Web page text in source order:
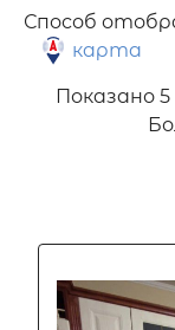
Способ
карта
Показано